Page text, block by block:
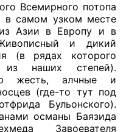
Всемирного потопа
в самом узком месте
из Азии в Европу и в
и дикий
(в рядах которого
наших степей).
жесть, алчные и
(где-то тут под
Бульонского).
османы Баязида
Завоевателя